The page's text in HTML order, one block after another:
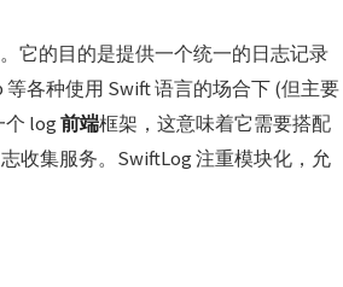
它的目的是提供一个统一的日志记录
各种使用 Swift 语言的场合下 (但主要
个 log 前端框架，这意味着它需要搭配
收集服务。SwiftLog 注重模块化，允